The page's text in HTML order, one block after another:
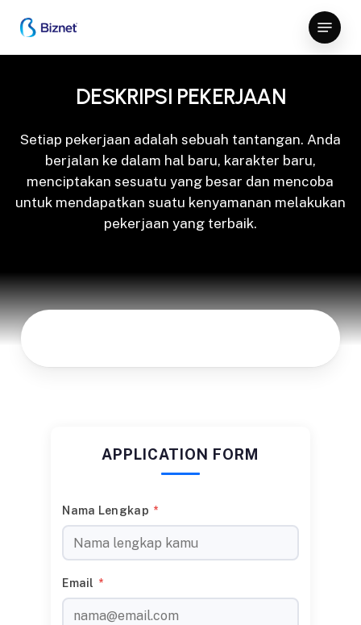
main
Menu
DESKRIPSI PEKERJAAN
Setiap pekerjaan adalah sebuah tantangan. Anda
berjalan ke dalam hal baru, karakter baru,
menciptakan sesuatu yang besar dan mencoba
untuk mendapatkan suatu kenyamanan melakukan
pekerjaan yang terbaik.
APPLICATION FORM
Nama Lengkap *
Email *